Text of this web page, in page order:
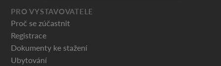
PRO VYSTAVOVATELE
Proč se zúčastnit
Registrace
Dokumenty ke stažení
Ubytování